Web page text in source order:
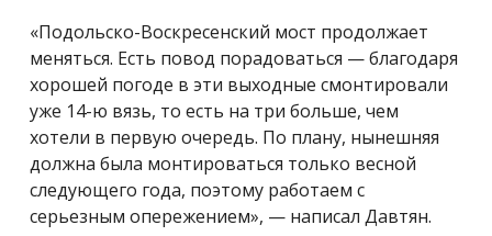
«Подольско-Воскресенский мост продолжает
меняться. Есть повод порадоваться — благодаря
хорошей погоде в эти выходные смонтировали
уже 14-ю вязь, то есть на три больше, чем
хотели в первую очередь. По плану, нынешняя
должна была монтироваться только весной
следующего года, поэтому работаем с
серьезным опережением», — написал Давтян.